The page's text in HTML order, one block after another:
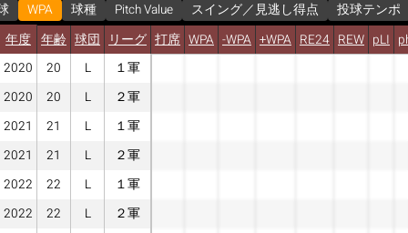
WPA 球種 Pitch Value スイング／見逃し得点
投球テンポ
年度 年齢 球団 リーグ 打席 WPA -WPA +WPA RE24 REW pLI
2020
20 L
１軍
2020
20 L
２軍
2021
21 L
１軍
2021
21 L
２軍
2022
22 L
１軍
2022
22 L
２軍